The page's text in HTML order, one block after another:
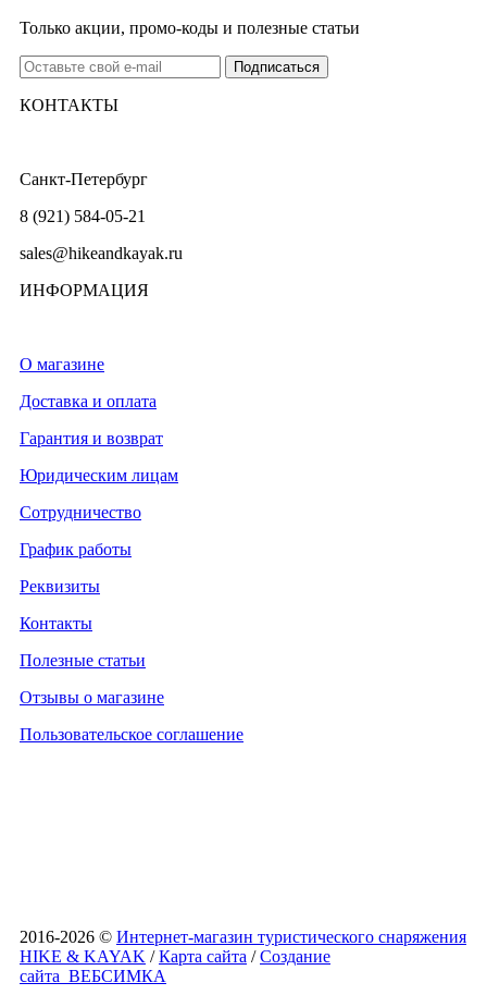
Только акции, промо-коды и полезные статьи
КОНТАКТЫ
Санкт-Петербург
8 (921) 584-05-21
sales@hikeandkayak.ru
ИНФОРМАЦИЯ
О магазине
Доставка и оплата
Гарантия и возврат
Юридическим лицам
Сотрудничество
График работы
Реквизиты
Контакты
Полезные статьи
Отзывы о магазине
Пользовательское соглашение
2016-2026 © Интернет-магазин туристического снаряжения
HIKE & KAYAK /Карта сайта /Создание
сайта ВЕБСИМКА